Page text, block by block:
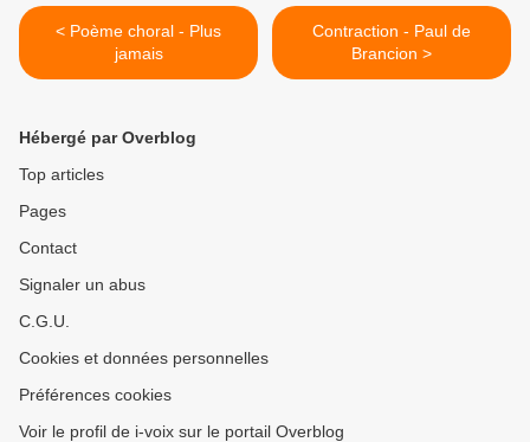
< Poème choral - Plus
jamais
Contraction - Paul de
Brancion >
Hébergé par Overblog
Top articles
Pages
Contact
Signaler un abus
C.G.U.
Cookies et données personnelles
Préférences cookies
Voir le profil de i-voix sur le portail Overblog